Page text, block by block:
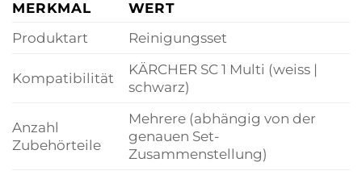
MERKMAL
WERT
Produktart
Reinigungsset
Kompatibilität
KÄRCHER SC 1 Multi (weiss |
schwarz)
Anzahl
Zubehörteile
Mehrere (abhängig von der
genauen Set-
Zusammenstellung)